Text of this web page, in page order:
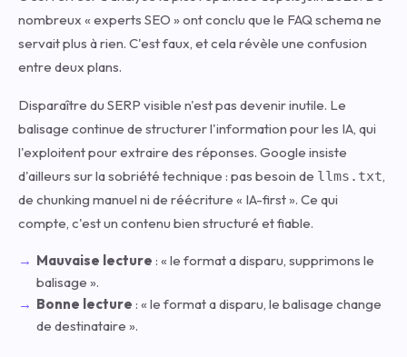
nombreux « experts SEO » ont conclu que le FAQ schema ne
servait plus à rien. C'est faux, et cela révèle une confusion
entre deux plans.
Disparaître du SERP visible n'est pas devenir inutile. Le
balisage continue de structurer l'information pour les IA, qui
l'exploitent pour extraire des réponses. Google insiste
d'ailleurs sur la sobriété technique : pas besoin de llms.txt,
de chunking manuel ni de réécriture « IA-first ». Ce qui
compte, c'est un contenu bien structuré et fiable.
Mauvaise lecture : « le format a disparu, supprimons le
balisage ».
Bonne lecture : « le format a disparu, le balisage change
de destinataire ».